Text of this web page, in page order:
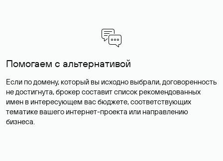
Помогаем с альтернативой
Если по домену, который вы исходно выбрали, договоренность
не достигнута, брокер составит список рекомендованных
имен в интересующем вас бюджете, соответствующих
тематике вашего интернет-проекта или направлению
бизнеса.